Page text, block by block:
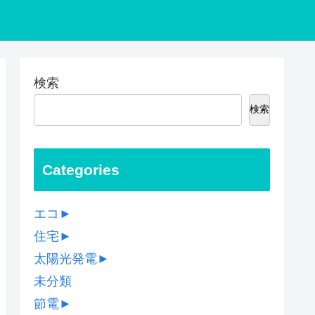
検索
検索
Categories
エコ ►
住宅 ►
太陽光発電►
未分類
節電►